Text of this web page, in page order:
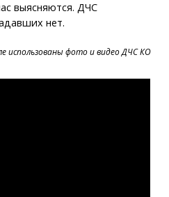
выясняются. ДЧС
нет.
использованы фото и видео ДЧС КО